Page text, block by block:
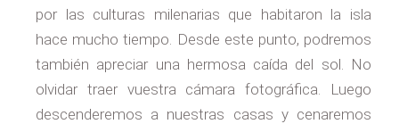
por las culturas milenarias que habitaron la isla
hace mucho tiempo. Desde este punto, podremos
también apreciar una hermosa caída del sol. No
olvidar traer vuestra cámara fotográfica. Luego
descenderemos a nuestras casas y cenaremos